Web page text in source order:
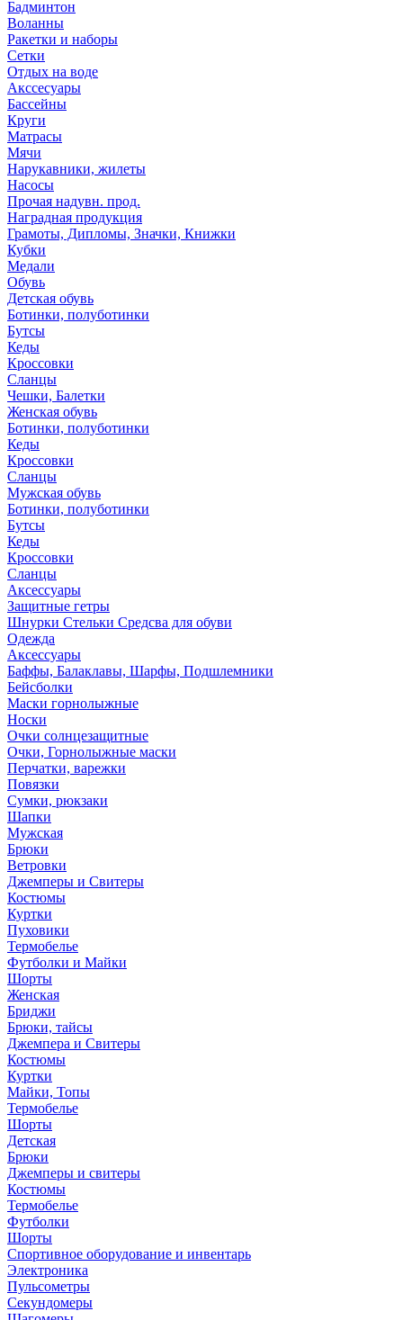
Бадминтон
Воланны
Ракетки и наборы
Сетки
Отдых на воде
Акссесуары
Бассейны
Круги
Матрасы
Мячи
Нарукавники, жилеты
Насосы
Прочая надувн. прод.
Наградная продукция
Грамоты, Дипломы, Значки, Книжки
Кубки
Медали
Обувь
Детская обувь
Ботинки, полуботинки
Бутсы
Кеды
Кроссовки
Сланцы
Чешки, Балетки
Женская обувь
Ботинки, полуботинки
Кеды
Кроссовки
Сланцы
Мужская обувь
Ботинки, полуботинки
Бутсы
Кеды
Кроссовки
Сланцы
Аксессуары
Защитные гетры
Шнурки Стельки Средсва для обуви
Одежда
Аксессуары
Баффы, Балаклавы, Шарфы, Подшлемники
Бейсболки
Маски горнолыжные
Носки
Очки солнцезащитные
Очки, Горнолыжные маски
Перчатки, варежки
Повязки
Сумки, рюкзаки
Шапки
Мужская
Брюки
Ветровки
Джемперы и Свитеры
Костюмы
Куртки
Пуховики
Термобелье
Футболки и Майки
Шорты
Женская
Бриджи
Брюки, тайсы
Джемпера и Свитеры
Костюмы
Куртки
Майки, Топы
Термобелье
Шорты
Детская
Брюки
Джемперы и свитеры
Костюмы
Термобелье
Футболки
Шорты
Спортивное оборудование и инвентарь
Электроника
Пульсометры
Секундомеры